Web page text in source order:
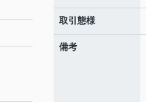
取引態様
備考